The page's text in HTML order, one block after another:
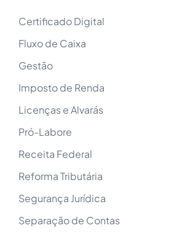
Certificado Digital
Fluxo de Caixa
Gestão
Imposto de Renda
Licenças e Alvarás
Pró-Labore
Receita Federal
Reforma Tributária
Segurança Jurídica
Separação de Contas